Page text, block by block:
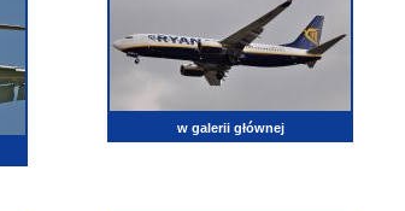
w galerii głównej